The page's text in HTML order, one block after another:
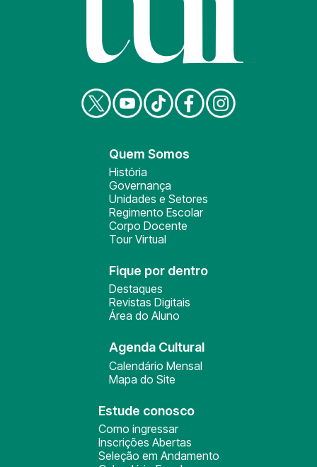
Quem Somos
História
Governança
Unidades e Setores
Regimento Escolar
Corpo Docente
Tour Virtual
Fique por dentro
Destaques
Revistas Digitais
Área do Aluno
Agenda Cultural
Calendário Mensal
Mapa do Site
Estude conosco
Como ingressar
Inscrições Abertas
Seleção em Andamento